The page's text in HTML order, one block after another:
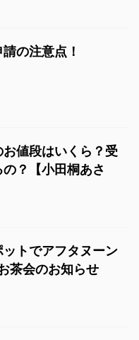
請の注意点！
値段はいくら？受
？【小田桐あさ
トでアフタヌーン
茶会のお知らせ